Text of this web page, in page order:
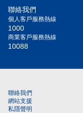
聯絡我們
個人客戶服務熱線
1000
商業客戶服務熱線
10088
聯絡我們
網站支援
私隱聲明